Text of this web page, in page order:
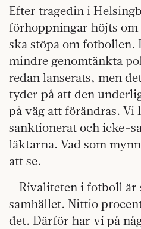
Efter tragedin i
förhoppningar höjts om
ska stöpa om fotbollen.
mindre genomtänkta
redan lanserats, men
tyder på att den
på väg att förändras. Vi
sanktionerat och icke-
läktarna. Vad som
att se.
– Rivaliteten i fotboll är
samhället. Nittio
det. Därför har vi på